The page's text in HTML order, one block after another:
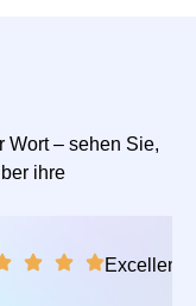
Wort – sehen Sie,
ihre